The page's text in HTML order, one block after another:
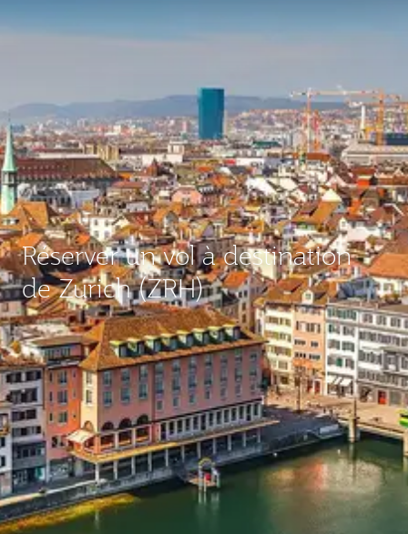
Réserver un vol à destination
de Zurich (ZRH)